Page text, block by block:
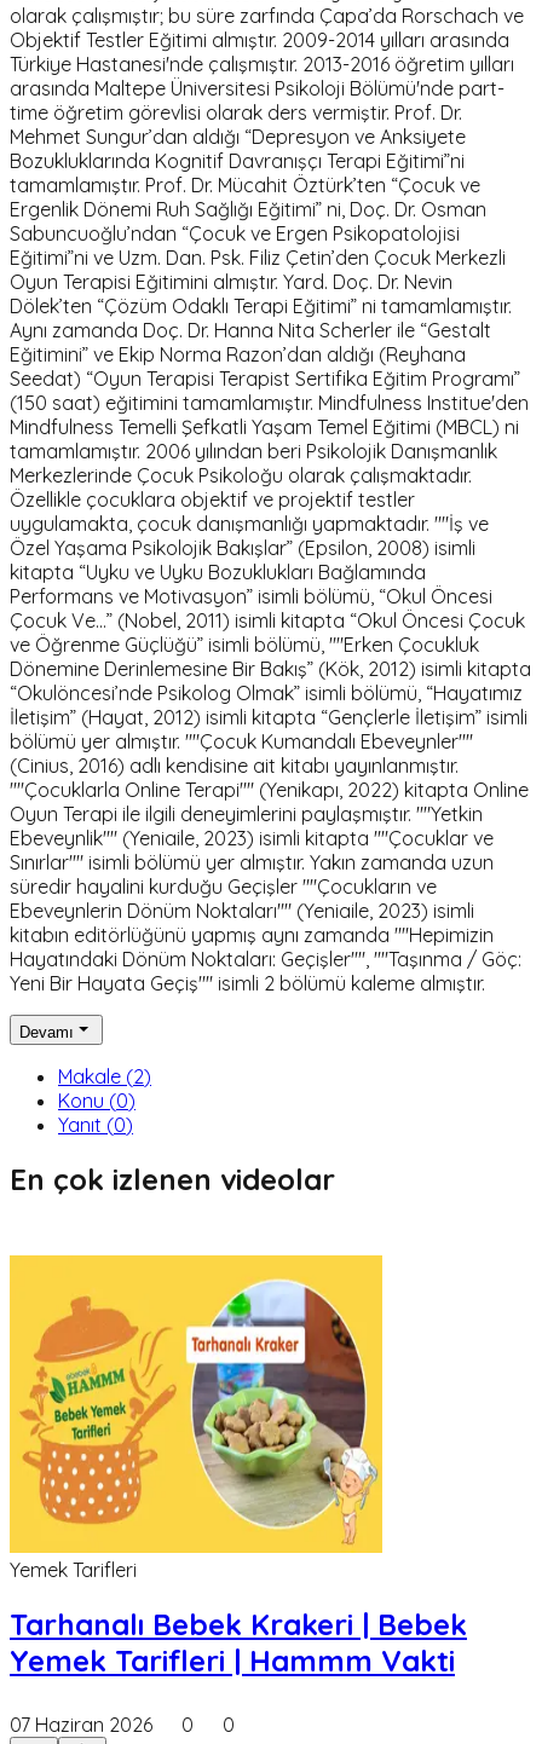
olarak çalışmıştır; bu süre zarfında Çapa’da Rorschach ve
Objektif Testler Eğitimi almıştır. 2009-2014 yılları arasında
Türkiye Hastanesi'nde çalışmıştır. 2013-2016 öğretim yılları
arasında Maltepe Üniversitesi Psikoloji Bölümü'nde part-
time öğretim görevlisi olarak ders vermiştir. Prof. Dr.
Mehmet Sungur’dan aldığı “Depresyon ve Anksiyete
Bozukluklarında Kognitif Davranışçı Terapi Eğitimi”ni
tamamlamıştır. Prof. Dr. Mücahit Öztürk’ten “Çocuk ve
Ergenlik Dönemi Ruh Sağlığı Eğitimi” ni, Doç. Dr. Osman
Sabuncuoğlu’ndan “Çocuk ve Ergen Psikopatolojisi
Eğitimi”ni ve Uzm. Dan. Psk. Filiz Çetin’den Çocuk Merkezli
Oyun Terapisi Eğitimini almıştır. Yard. Doç. Dr. Nevin
Dölek’ten “Çözüm Odaklı Terapi Eğitimi” ni tamamlamıştır.
Aynı zamanda Doç. Dr. Hanna Nita Scherler ile “Gestalt
Eğitimini” ve Ekip Norma Razon’dan aldığı (Reyhana
Seedat) “Oyun Terapisi Terapist Sertifika Eğitim Programı”
(150 saat) eğitimini tamamlamıştır. Mindfulness Institue'den
Mindfulness Temelli Şefkatli Yaşam Temel Eğitimi (MBCL) ni
tamamlamıştır. 2006 yılından beri Psikolojik Danışmanlık
Merkezlerinde Çocuk Psikoloğu olarak çalışmaktadır.
Özellikle çocuklara objektif ve projektif testler
uygulamakta, çocuk danışmanlığı yapmaktadır. ""İş ve
Özel Yaşama Psikolojik Bakışlar” (Epsilon, 2008) isimli
kitapta “Uyku ve Uyku Bozuklukları Bağlamında
Performans ve Motivasyon” isimli bölümü, “Okul Öncesi
Çocuk Ve…” (Nobel, 2011) isimli kitapta “Okul Öncesi Çocuk
ve Öğrenme Güçlüğü” isimli bölümü, ""Erken Çocukluk
Dönemine Derinlemesine Bir Bakış” (Kök, 2012) isimli kitapta
“Okulöncesi’nde Psikolog Olmak” isimli bölümü, “Hayatımız
İletişim” (Hayat, 2012) isimli kitapta “Gençlerle İletişim” isimli
bölümü yer almıştır. ""Çocuk Kumandalı Ebeveynler""
(Cinius, 2016) adlı kendisine ait kitabı yayınlanmıştır.
""Çocuklarla Online Terapi"" (Yenikapı, 2022) kitapta Online
Oyun Terapi ile ilgili deneyimlerini paylaşmıştır. ""Yetkin
Ebeveynlik"" (Yeniaile, 2023) isimli kitapta ""Çocuklar ve
Sınırlar"" isimli bölümü yer almıştır. Yakın zamanda uzun
süredir hayalini kurduğu Geçişler ""Çocukların ve
Ebeveynlerin Dönüm Noktaları"" (Yeniaile, 2023) isimli
kitabın editörlüğünü yapmış aynı zamanda ""Hepimizin
Hayatındaki Dönüm Noktaları: Geçişler"", ""Taşınma / Göç:
Yeni Bir Hayata Geçiş"" isimli 2 bölümü kaleme almıştır.
Devamı
Makale (2)
Konu (0)
Yanıt (0)
En çok izlenen videolar
Yemek Tarifleri
Tarhanalı Bebek Krakeri | Bebek
Yemek Tarifleri | Hammm Vakti
07 Haziran 2026 0 0